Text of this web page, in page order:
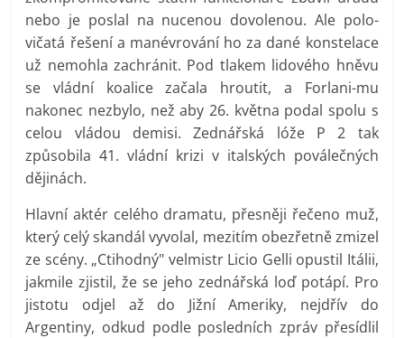
nebo je poslal na nucenou dovolenou. Ale polo-
vičatá řešení a manévrování ho za dané konstelace
už nemohla zachránit. Pod tlakem lidového hněvu
se vládní koalice začala hroutit, a Forlani-mu
nakonec nezbylo, než aby 26. května podal spolu s
celou vládou demisi. Zednářská lóže P 2 tak
způsobila 41. vládní krizi v italských poválečných
dějinách.
Hlavní aktér celého dramatu, přesněji řečeno muž,
který celý skandál vyvolal, mezitím obezřetně zmizel
ze scény. „Ctihodný" velmistr Licio Gelli opustil Itálii,
jakmile zjistil, že se jeho zednářská loď potápí. Pro
jistotu odjel až do Jižní Ameriky, nejdřív do
Argentiny, odkud podle posledních zpráv přesídlil